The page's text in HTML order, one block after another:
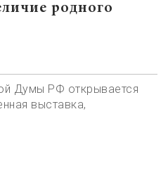
родного
Думы РФ открывается
выставка,